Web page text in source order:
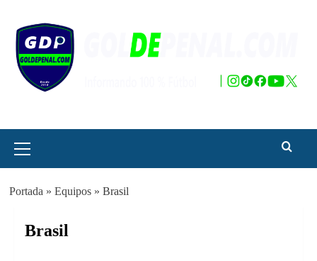
contenido
principal
Portada » Equipos» Brasil
Brasil